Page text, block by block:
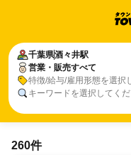
千葉県酒々井駅
営業・販売すべて
特徴/給与/雇用形態を選択
キーワードを選択してく
260件